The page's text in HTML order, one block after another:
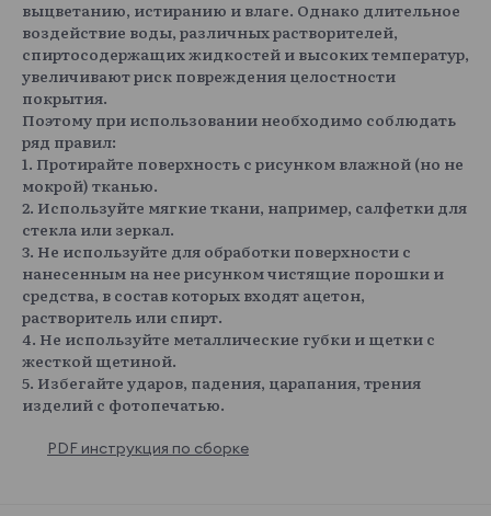
выцветанию, истиранию и влаге. Однако длительное
воздействие воды, различных растворителей,
спиртосодержащих жидкостей и высоких температур,
увеличивают риск повреждения целостности
покрытия.
Поэтому при использовании необходимо соблюдать
ряд правил:
1. Протирайте поверхность с рисунком влажной (но не
мокрой) тканью.
2. Используйте мягкие ткани, например, салфетки для
стекла или зеркал.
3. Не используйте для обработки поверхности с
нанесенным на нее рисунком чистящие порошки и
средства, в состав которых входят ацетон,
растворитель или спирт.
4. Не используйте металлические губки и щетки с
жесткой щетиной.
5. Избегайте ударов, падения, царапания, трения
изделий с фотопечатью.
PDF инструкция по сборке